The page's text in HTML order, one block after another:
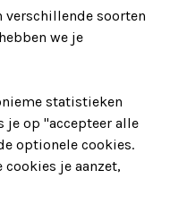
verschillende soorten
we je
statistieken
op "accepteer alle
optionele cookies.
je aanzet,